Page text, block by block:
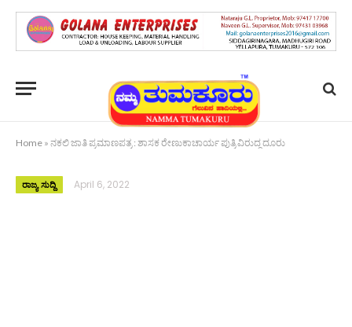
Home » ನಕಲಿ ಜಾತಿ ಪ್ರಮಾಣಪತ್ರ : ಶಾಸಕ ರೇಣುಕಾಚಾರ್ಯ ಪುತ್ರಿ ವಿರುದ್ಧ ದೂರು
ರಾಜ್ಯ ಸುದ್ದಿ April 6, 2022